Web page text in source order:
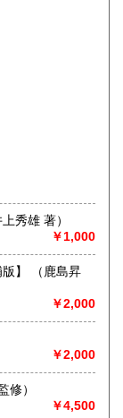
300円
300円
行っておりま
いましたら、
】
わせ】は、現
。
線
店不可)】
ございます
国 : 東アジア古代史再検討 （井上秀雄 著）
￥1,000
島昇
￥2,000
￥2,000
（宮野武 監修）
￥4,500